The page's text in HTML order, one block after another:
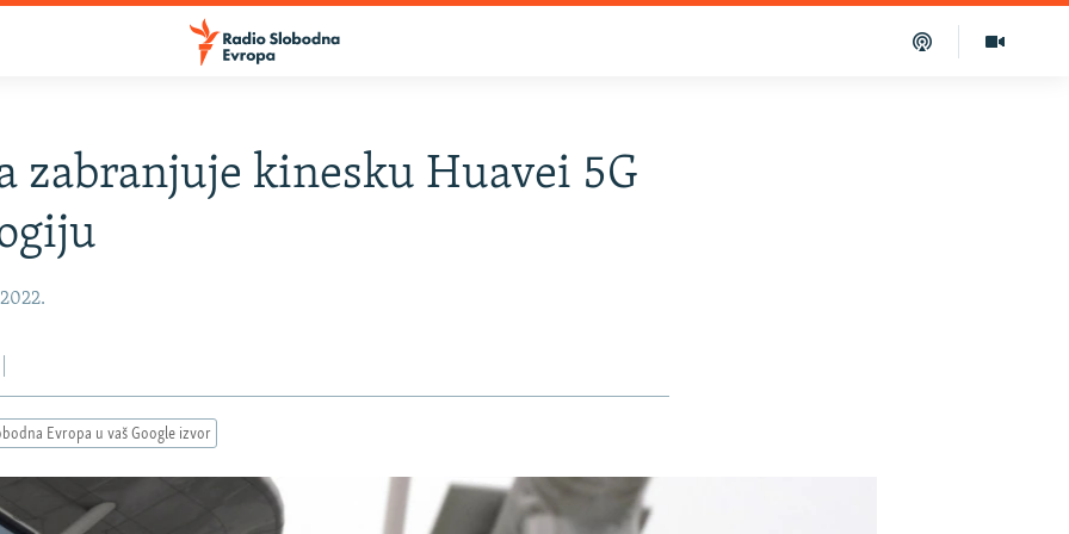
zabranjuje kinesku Huavei 5G
Evropa u vaš Google izvor